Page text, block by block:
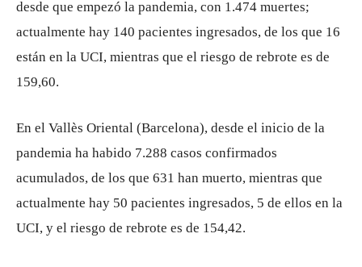
desde que empezó la pandemia, con 1.474 muertes;
actualmente hay 140 pacientes ingresados, de los que 16
están en la UCI, mientras que el riesgo de rebrote es de
159,60.
En el Vallès Oriental (Barcelona), desde el inicio de la
pandemia ha habido 7.288 casos confirmados
acumulados, de los que 631 han muerto, mientras que
actualmente hay 50 pacientes ingresados, 5 de ellos en la
UCI, y el riesgo de rebrote es de 154,42.